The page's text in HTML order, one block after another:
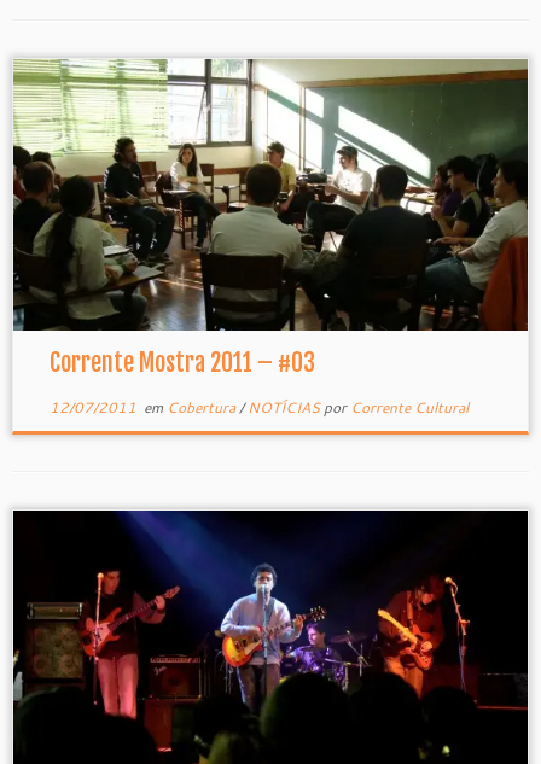
Corrente Mostra 2011 – #03
12/07/2011 em Cobertura/NOTÍCIASpor Corrente Cultural